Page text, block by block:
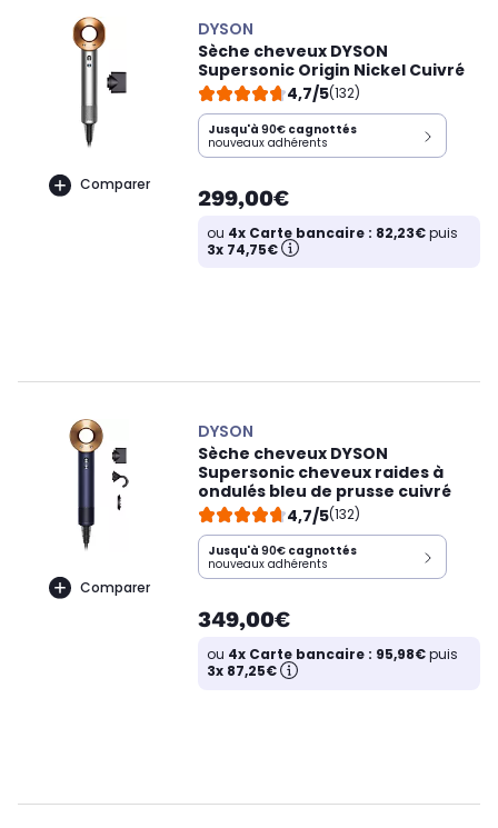
Comparer
DYSON
Sèche cheveux DYSON
Supersonic Origin Nickel Cuivré
4,7/5(132)
Jusqu'à 90€ cagnottés
nouveaux adhérents
299,00€
ou 4x Carte bancaire : 82,23€puis
3x 74,75€
Comparer
DYSON
Sèche cheveux DYSON
Supersonic cheveux raides à
ondulés bleu de prusse cuivré
4,7/5(132)
Jusqu'à 90€ cagnottés
nouveaux adhérents
349,00€
ou 4x Carte bancaire : 95,98€puis
3x 87,25€